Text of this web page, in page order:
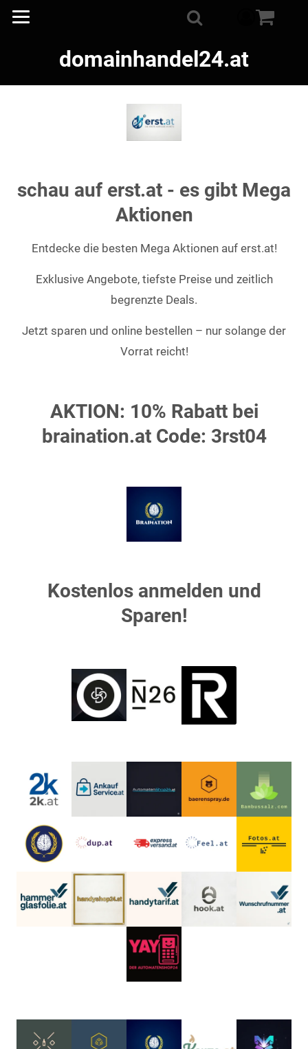
domainhandel24.at
schau auf erst.at - es gibt Mega
Aktionen
Entdecke die besten Mega Aktionen auf erst.at!
Exklusive Angebote, tiefste Preise und zeitlich
begrenzte Deals.
Jetzt sparen und online bestellen – nur solange der
Vorrat reicht!
AKTION: 10% Rabatt bei
braination.at Code: 3rst04
Kostenlos anmelden und
Sparen!